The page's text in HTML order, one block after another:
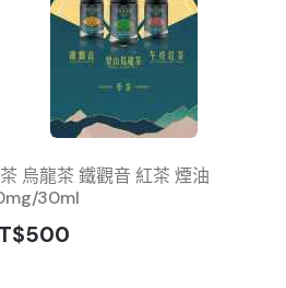
烏龍茶 鐵觀音 紅茶 煙油
30ml